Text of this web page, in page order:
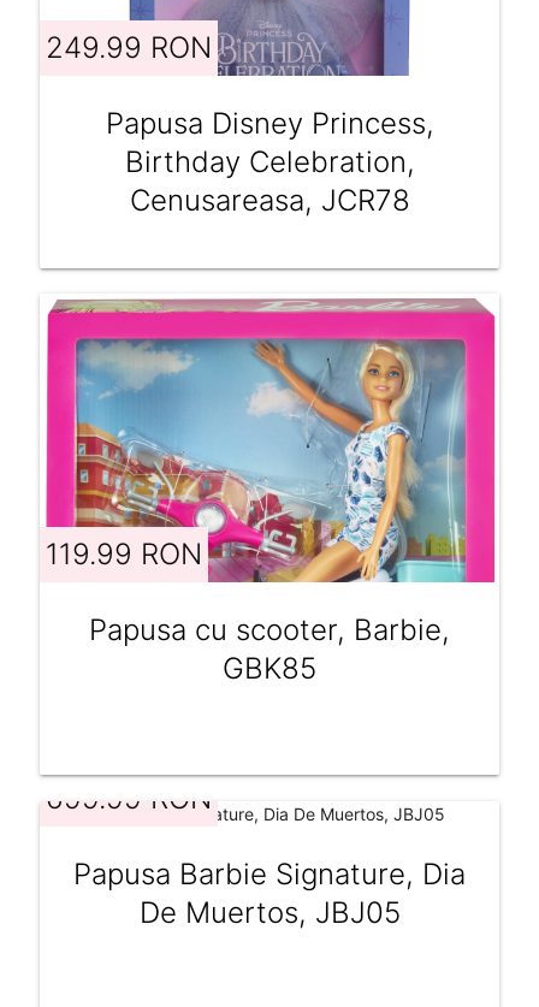
249.99 RON
Papusa Disney Princess,
Birthday Celebration,
Cenusareasa, JCR78
119.99 RON
Papusa cu scooter, Barbie,
GBK85
699.99 RON
Papusa Barbie Signature, Dia
De Muertos, JBJ05